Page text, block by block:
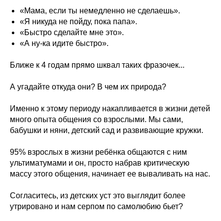
«Мама, если ты немедленно не сделаешь».
«Я никуда не пойду, пока папа».
«Быстро сделайте мне это».
«А ну-ка идите быстро».
Ближе к 4 годам прямо шквал таких фразочек...
А угадайте откуда они? В чем их природа?
Именно к этому периоду накапливается в жизни детей
много опыта общения со взрослыми. Мы сами,
бабушки и няни, детский сад и развивающие кружки.
95% взрослых в жизни ребёнка общаются с ним
ультиматумами и он, просто набрав критическую
массу этого общения, начинает ее вываливать на нас.
Согласитесь, из детских уст это выглядит более
утрировано и нам серпом по самолюбию бьет?